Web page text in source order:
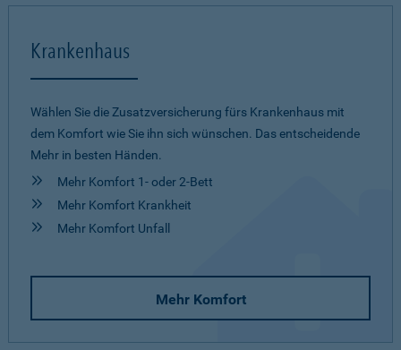
Krankenhaus
Wählen Sie die Zusatzversicherung fürs Krankenhaus mit
dem Komfort wie Sie ihn sich wünschen. Das entscheidende
Mehr in besten Händen.
Mehr Komfort 1- oder 2-Bett
Mehr Komfort Krankheit
Mehr Komfort Unfall
Mehr Komfort